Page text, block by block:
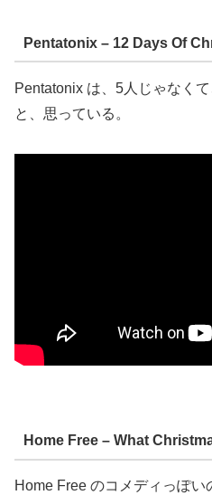
Pentatonix – 12 Days Of
Pentatonix は、5人じゃなく
と、思っている。
Home Free – What
Home Free のコメディっぽい